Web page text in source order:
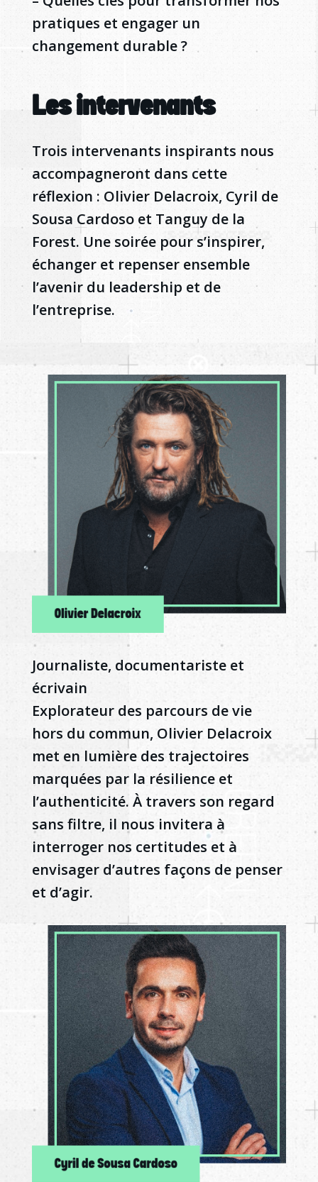
pratiques et engager un
changement durable ?
Les intervenants
Trois intervenants inspirants nous
accompagneront dans cette
réflexion : Olivier Delacroix, Cyril de
Sousa Cardoso et Tanguy de la
Forest. Une soirée pour s’inspirer,
échanger et repenser ensemble
l’avenir du leadership et de
l’entreprise.
Journaliste, documentariste et
écrivain
Explorateur des parcours de vie
hors du commun, Olivier Delacroix
met en lumière des trajectoires
marquées par la résilience et
l’authenticité. À travers son regard
sans filtre, il nous invitera à
interroger nos certitudes et à
envisager d’autres façons de penser
et d’agir.